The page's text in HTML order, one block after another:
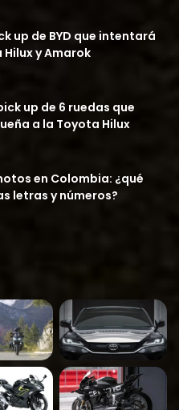
up de BYD que intentará
y Amarok
up de 6 ruedas que
a la Toyota Hilux
en Colombia: ¿qué
letras y números?